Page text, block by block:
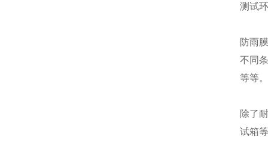
测试
防雨
不同
等等
除了
试箱